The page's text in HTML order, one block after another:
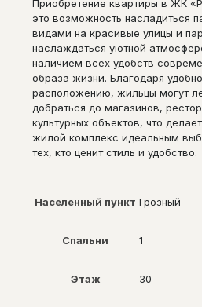
Приобретение квартиры в ЖК
это возможность насладиться
видами на красивые улицы и
наслаждаться уютной
наличием всех удобств
образа жизни. Благодаря
расположению, жильцы могут
добраться до магазинов,
культурных объектов, что
жилой комплекс идеальным
тех, кто ценит стиль и удобство.
Населенный пункт Грозный
Спальни 1
Этаж 30